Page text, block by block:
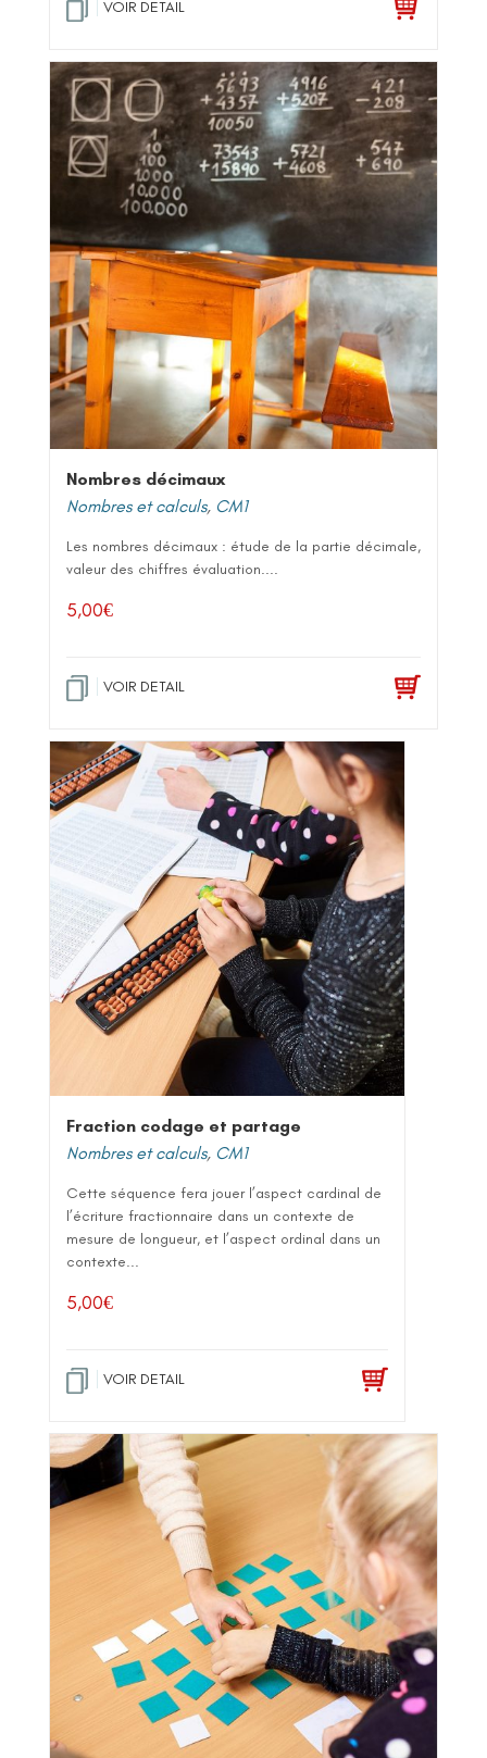
VOIR DETAIL
Nombres décimaux
Nombres et calculs, CM1
Les nombres décimaux : étude de la partie décimale,
valeur des chiffres évaluation....
5,00€
VOIR DETAIL
Fraction codage et partage
Nombres et calculs, CM1
Cette séquence fera jouer l’aspect cardinal de
l’écriture fractionnaire dans un contexte de
mesure de longueur, et l’aspect ordinal dans un
contexte...
5,00€
VOIR DETAIL